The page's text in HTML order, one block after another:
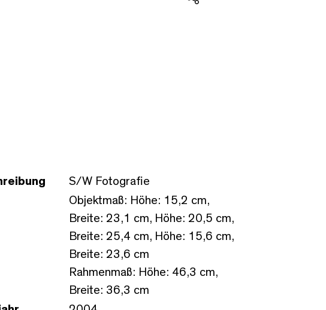
S/W Fotografie
Objektmaß: Höhe: 15,2 cm,
Breite: 23,1 cm, Höhe: 20,5 cm,
Breite: 25,4 cm, Höhe: 15,6 cm,
Breite: 23,6 cm
Rahmenmaß: Höhe: 46,3 cm,
Breite: 36,3 cm